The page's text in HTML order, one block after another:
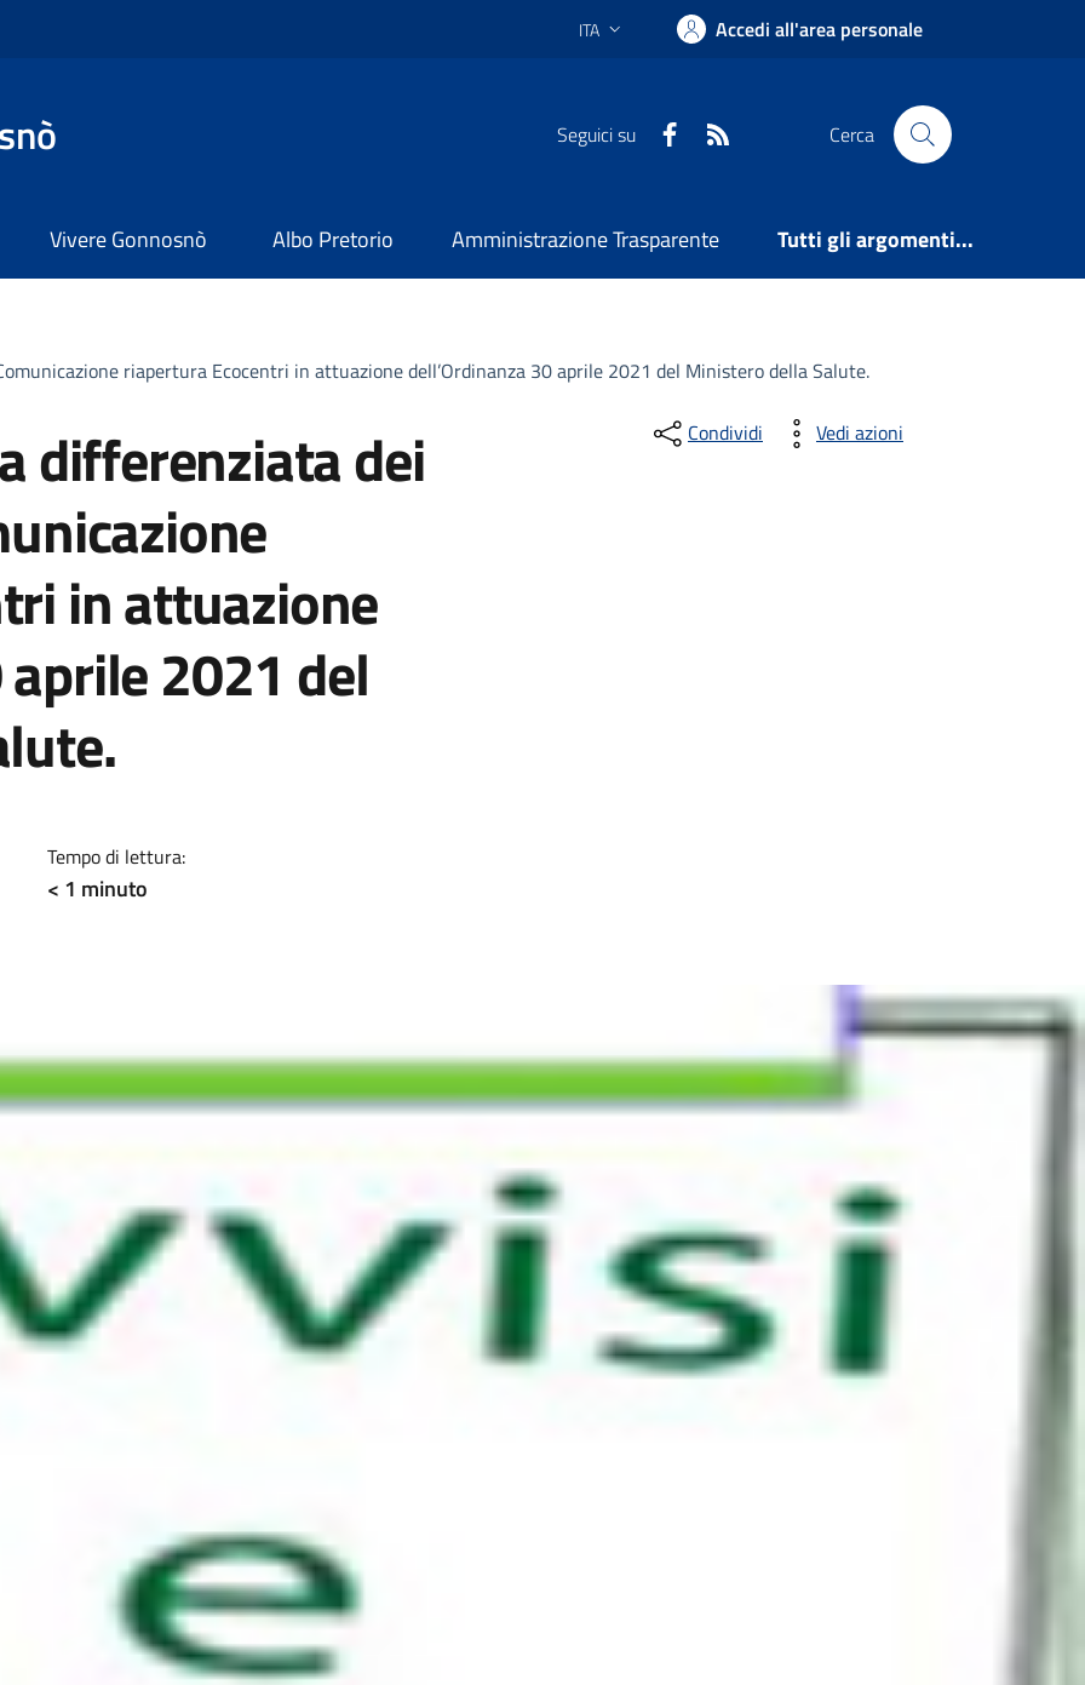
Lingua attiva:
ITA Accedi all'area personale
Seguici su Facebook Cerca
Vivere Gonnosnò Albo Pretorio Amministrazione Trasparente Tutti gli argomenti...
riapertura Ecocentri in attuazione dell’Ordinanza 30 aprile 2021 del Ministero della Salute.
differenziata dei
in attuazione
2021 del
Tempo di lettura:
< 1 minuto
Condividi Vedi azioni